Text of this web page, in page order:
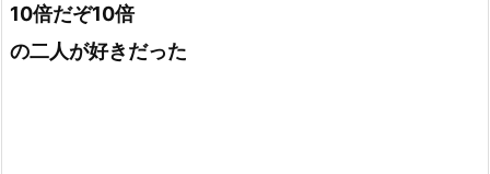
10倍だぞ10倍
の二人が好きだった